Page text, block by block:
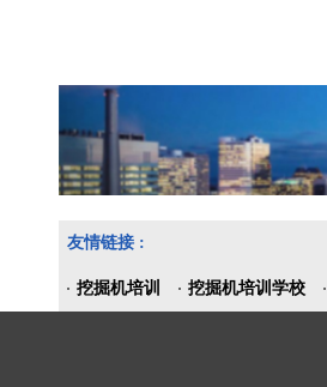
友情链接 :
挖掘机培训 挖掘机培训学校